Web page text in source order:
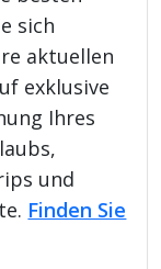
sich
aktuellen
exklusive
Ihres
und
Finden Sie